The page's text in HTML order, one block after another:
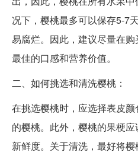
况下，樱桃最多可以保存5-7
易腐烂。因此，建议尽量在
最佳的口感和营养价值。
二、如何挑选和清洗樱桃：
在挑选樱桃时，应选择表皮
的樱桃。此外，樱桃的果梗
新鲜度。关于清洗，最好将